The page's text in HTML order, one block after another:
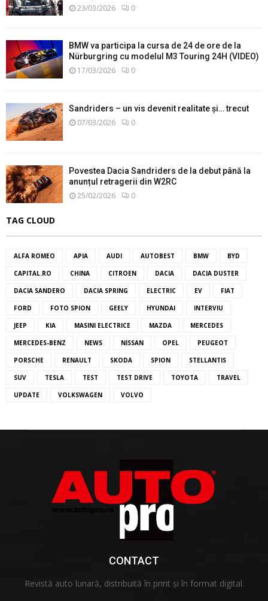
23/03/2026 0
BMW va participa la cursa de 24 de ore de la
Nürburgring cu modelul M3 Touring 24H (VIDEO)
17/03/2026 0
Sandriders – un vis devenit realitate și… trecut
07/03/2026 0
Povestea Dacia Sandriders de la debut până la
anunțul retragerii din W2RC
25/02/2026 0
TAG CLOUD
ALFA ROMEO APIA AUDI AUTOBEST BMW BYD
CAPITAL.RO CHINA CITROEN DACIA DACIA DUSTER
DACIA SANDERO DACIA SPRING ELECTRIC EV FIAT
FORD FOTO SPION GEELY HYUNDAI INTERVIU
JEEP KIA MASINI ELECTRICE MAZDA MERCEDES
MERCEDES-BENZ NEWS NISSAN OPEL PEUGEOT
PORSCHE RENAULT SKODA SPION STELLANTIS
SUV TESLA TEST TEST DRIVE TOYOTA TRAVEL
UPDATE VOLKSWAGEN VOLVO
CONTACT
Revistă auto lunară, distribuită în print și în format digital.